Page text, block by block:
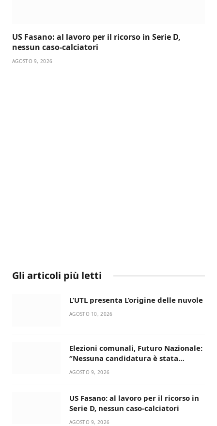
US Fasano: al lavoro per il ricorso in Serie D,
nessun caso-calciatori
AGOSTO 9, 2026
Gli articoli più letti
L’UTL presenta L’origine delle nuvole
AGOSTO 10, 2026
Elezioni comunali, Futuro Nazionale:
“Nessuna candidatura è stata
ancora decisa”
AGOSTO 9, 2026
US Fasano: al lavoro per il ricorso in
Serie D, nessun caso-calciatori
AGOSTO 9, 2026